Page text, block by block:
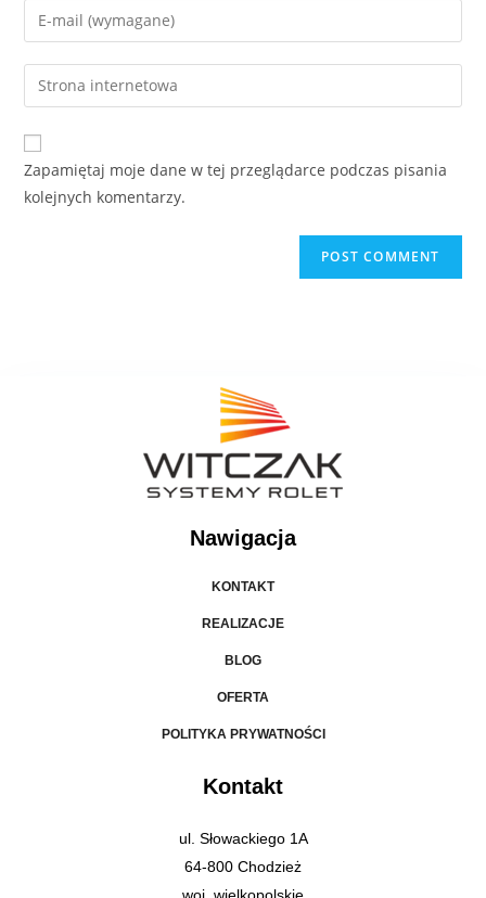
Zapamiętaj moje dane w tej przeglądarce podczas pisania
kolejnych komentarzy.
Nawigacja
KONTAKT
REALIZACJE
BLOG
OFERTA
POLITYKA PRYWATNOŚCI
Kontakt
ul. Słowackiego 1A
64-800 Chodzież